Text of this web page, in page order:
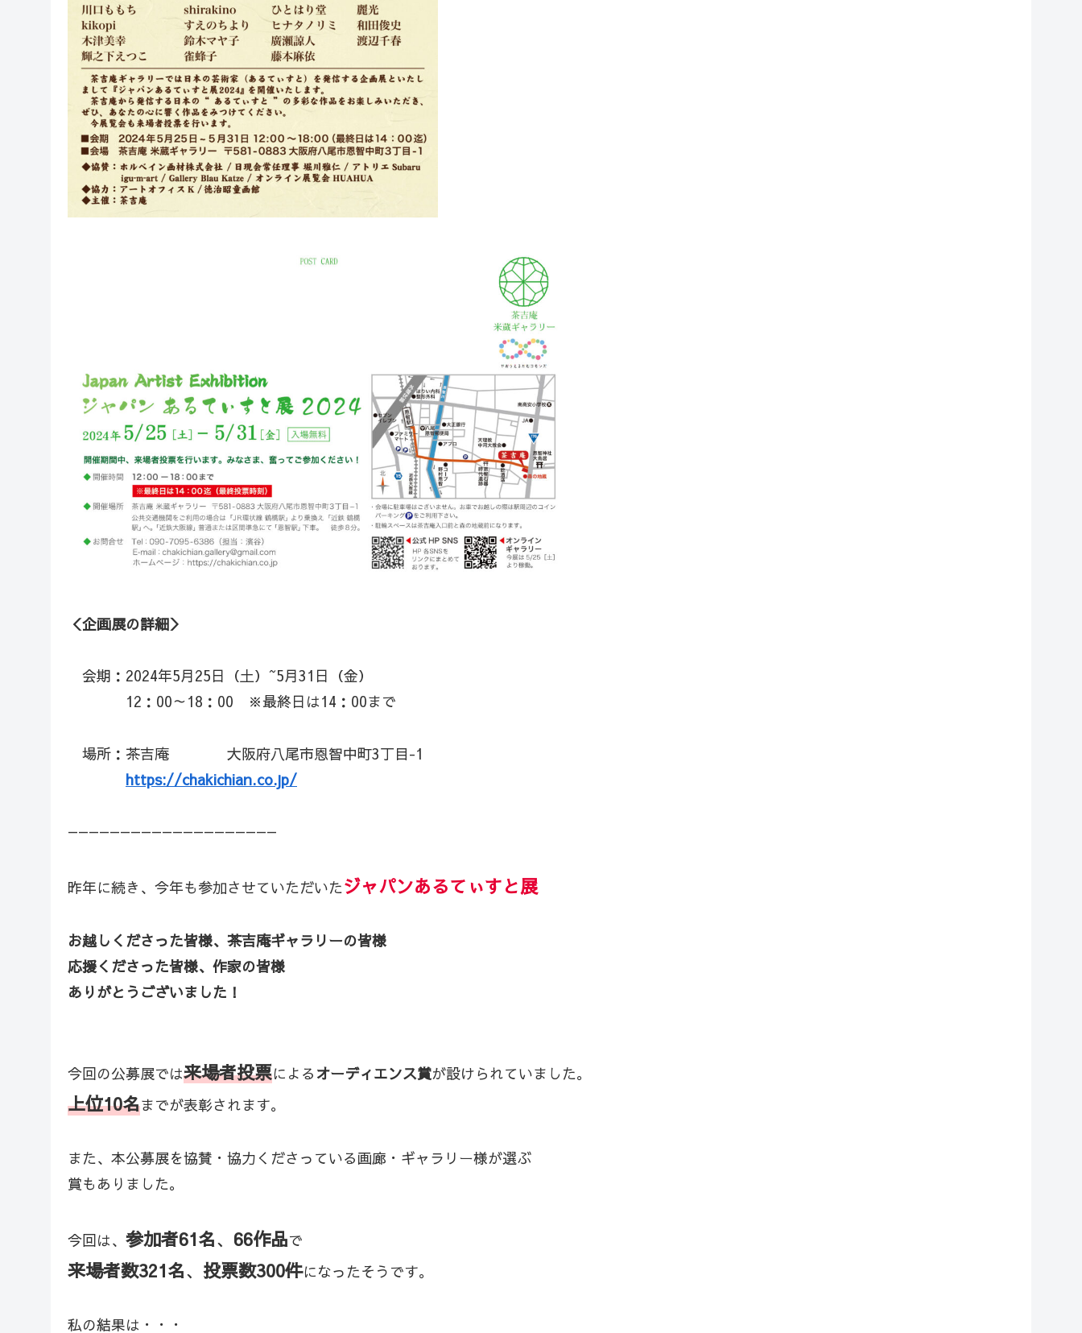
＜企画展の詳細＞
会期：2024年5月25日（土）~5月31日（金）
12：00～18：00 ※最終日は14：00まで
場所：茶吉庵 大阪府八尾市恩智中町3丁目-1
https://chakichian.co.jp/
————————————————————
昨年に続き、今年も参加させていただいたジャパンあるてぃすと展
お越しくださった皆様、茶吉庵ギャラリーの皆様
応援くださった皆様、作家の皆様
ありがとうございました！
今回の公募展では来場者投票による オーディエンス賞が設けられていました。
上位10名までが表彰されます。
また、本公募展を協賛・協力くださっている画廊・ギャラリー様が選ぶ
賞もありました。
今回は、 参加者61名、 66作品で
来場者数321名、 投票数300件になったそうです。
私の結果は・・・